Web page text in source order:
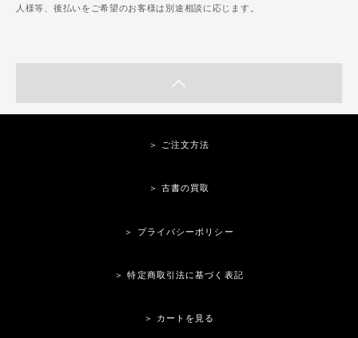
人様等、後払いをご希望のお客様は別途相談に応じます。
＞ ご注文方法
＞ 古書の買取
＞ プライバシーポリシー
＞ 特定商取引法に基づく表記
＞ カートを見る